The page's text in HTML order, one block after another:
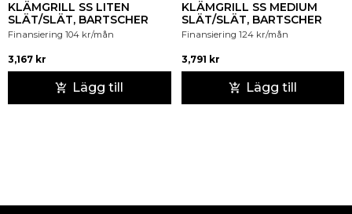
KLÄMGRILL SS LITEN
SLÄT/SLÄT, BARTSCHER
Finansiering 104 kr/mån
3,167 kr
Lägg till
KLÄMGRILL SS MEDIUM
SLÄT/SLÄT, BARTSCHER
Finansiering 124 kr/mån
3,791 kr
Lägg till